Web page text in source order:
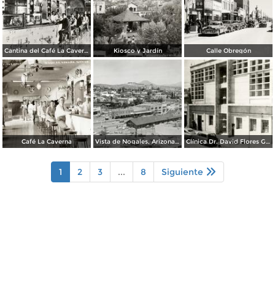
Cantina del Café La Caverna Kiosco y Jardín Calle Obregón
Café La Caverna Vista de Nogales, Arizona, desde Nogales, Sonora Clínica Dr. David Flores Guerra
1 2 3 ... 8 Siguiente